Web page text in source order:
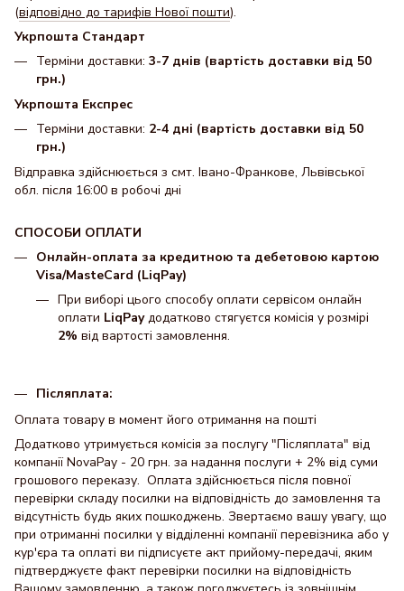
(відповідно до тарифів Нової пошти).
Укрпошта Стандарт
Терміни доставки: 3-7 днів (вартість доставки від 50
грн.)
Укрпошта Експрес
Терміни доставки: 2-4 дні (вартість доставки від 50
грн.)
Відправка здійснюється з смт. Івано-Франкове, Львівської
обл. після 16:00 в робочі дні
СПОСОБИ ОПЛАТИ
Онлайн-оплата за кредитною та дебетовою картою
Visa/MasteCard (LiqPay)
При виборі цього способу оплати сервісом онлайн
оплати LiqPayдодатково стягуєтся комісія у розмірі
2% від вартості замовлення.
Післяплата:
Оплата товару в момент його отримання на пошті
Додатково утримується комісія за послугу "Післяплата" від
компанії NovaPay - 20 грн. за надання послуги + 2% від суми
грошового переказу. Оплата здійснюється після повної
перевірки складу посилки на відповідність до замовлення та
відсутність будь яких пошкоджень. Звертаємо вашу увагу, що
при отриманні посилки у відділенні компанії перевізника або у
кур'єра та оплаті ви підписуєте акт прийому-передачі, яким
підтверджуєте факт перевірки посилки на відповідність